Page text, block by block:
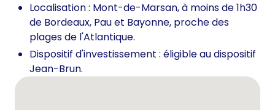
Localisation : Mont-de-Marsan, à moins de 1h30
de Bordeaux, Pau et Bayonne, proche des
plages de l'Atlantique.
Dispositif d'investissement : éligible au dispositif
Jean-Brun.